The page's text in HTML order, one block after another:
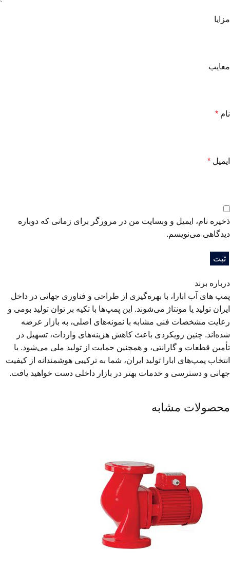
مزایا
معایب
نام *
ایمیل *
ذخیره نام، ایمیل و وبسایت من در مرورگر برای زمانی که دوباره
دیدگاهی می‌نویسم.
درباره برند
پمپ های آب ابارا، با بهره‌گیری از طراحی و فناوری جهانی در داخل
ایران تولید یا مونتاژ می‌شوند. این پمپ‌ها با تکیه بر توان تولید بومی و
رعایت مشخصات فنی مشابه با نمونه‌های اصلی، به بازار عرضه
شده‌اند. چنین رویکردی باعث کاهش هزینه‌های واردات، تسهیل در
تأمین قطعات و گارانتی، و همچنین حمایت از تولید ملی می‌شود. با
انتخاب پمپ‌های ابارا تولید ایران، شما به ترکیبی هوشمندانه از کیفیت
جهانی و دسترسی و خدمات بهتر در بازار داخلی دست خواهید یافت.
محصولات مشابه